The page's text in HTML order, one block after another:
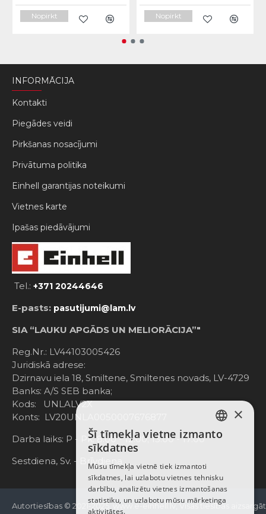
Nopirkt Nopirkt
INFORMĀCIJA
Kontakti
Piegādes veidi
Pirkšanas nosacījumi
Privātuma politika
Einhell garantijas noteikumi
Vietnes karte
Ipašas piedāvājumi
Tel.: +371 20244646
E-pasts: pasutijumi@lam.lv
SIA “LAUKU APGĀDS UN MELIORĀCIJA”"
Reg.Nr.: LV44103005426
Juridiskā adrese:
Dzirnavu iela 18, Smiltene, Smiltenes novads, LV-4729
Banks: A/S SEB banka;
Kods: UNLALV2X
Konts: LV20UNLA0050007676877
Darba laiks: P - Pk. 8:00 - 12:00; 13:00 - 17:00
Sestdiena, Sv. - Brīvdiena
Autortiesības © 2021-2025, www.e-einhell.lv, Visas tiesības
LATVIAN
ENGLISH
×
Šī tīmekļa vietne izmanto
sīkdatnes
Mūsu tīmekļa vietnē tiek izmantoti
sīkdatnes, lai uzlabotu vietnes tehnisku
darbību, analizētu vietnes izmantošanas
statistiku, un uzlabotu mūsu mārketinga
aktivitātes.